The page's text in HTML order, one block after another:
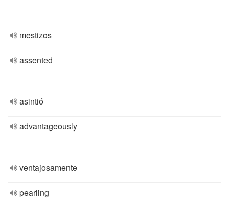
mestizos
assented
asintió
advantageously
ventajosamente
pearling